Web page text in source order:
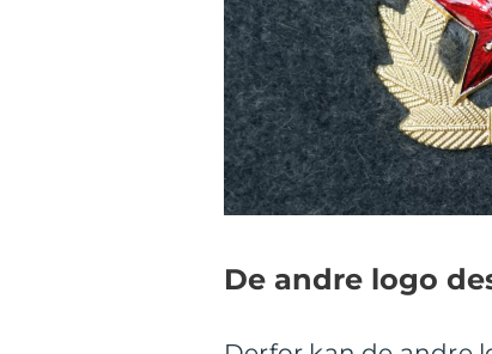
De andre logo